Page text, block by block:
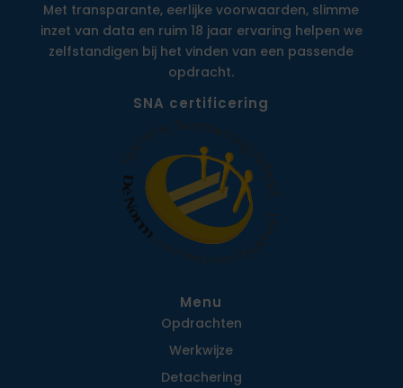
Met transparante, eerlijke voorwaarden, slimme
inzet van data en ruim 18 jaar ervaring helpen we
zelfstandigen bij het vinden van een passende
opdracht.
SNA certificering
Menu
Opdrachten
Werkwijze
Detachering